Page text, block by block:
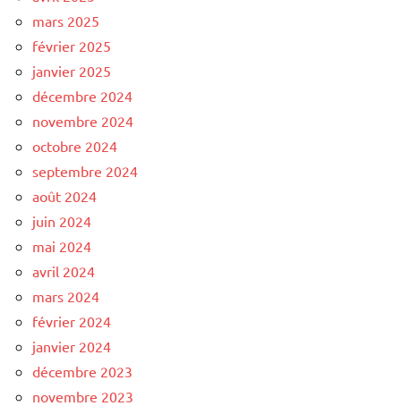
mars 2025
février 2025
janvier 2025
décembre 2024
novembre 2024
octobre 2024
septembre 2024
août 2024
juin 2024
mai 2024
avril 2024
mars 2024
février 2024
janvier 2024
décembre 2023
novembre 2023